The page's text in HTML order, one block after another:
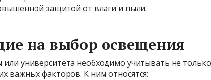
защитой от влаги и пыли.
на выбор освещения
университета необходимо учитывать не только
важных факторов. К ним относятся: